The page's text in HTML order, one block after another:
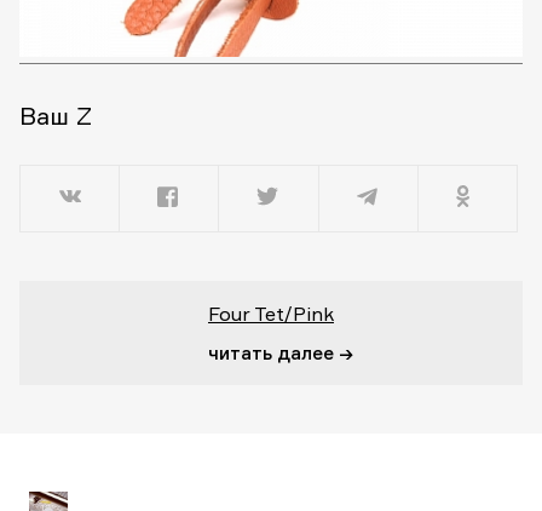
Ваш Z
Four Tet/Pink
читать далее →